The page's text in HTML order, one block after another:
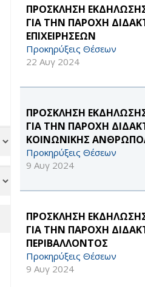
ΠΡΟΣΚΛΗΣΗ
ΓΙΑ ΤΗΝ ΠΑΡΟΧΗ
ΕΠΙΧΕΙΡΗΣΕΩΝ
Προκηρύξεις Θέσεων
22 Αυγ 2024
ΠΡΟΣΚΛΗΣΗ
ΓΙΑ ΤΗΝ ΠΑΡΟΧΗ
ΚΟΙΝΩΝΙΚΗΣ
Προκηρύξεις Θέσεων
9 Αυγ 2024
ΠΡΟΣΚΛΗΣΗ
ΓΙΑ ΤΗΝ ΠΑΡΟΧΗ
ΠΕΡΙΒΑΛΛΟΝΤΟΣ
Προκηρύξεις Θέσεων
9 Αυγ 2024